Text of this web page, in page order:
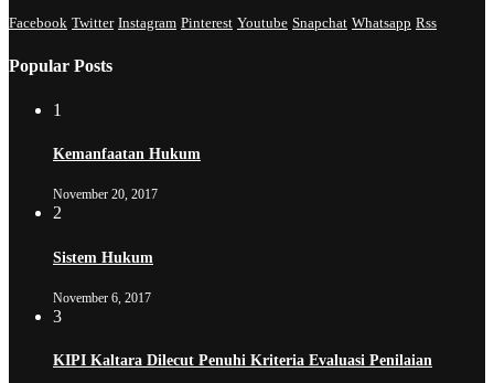
Facebook Twitter Instagram Pinterest Youtube Snapchat Whatsapp Rss
Popular Posts
1
Kemanfaatan Hukum
November 20, 2017
2
Sistem Hukum
November 6, 2017
3
KIPI Kaltara Dilecut Penuhi Kriteria Evaluasi Penilaian